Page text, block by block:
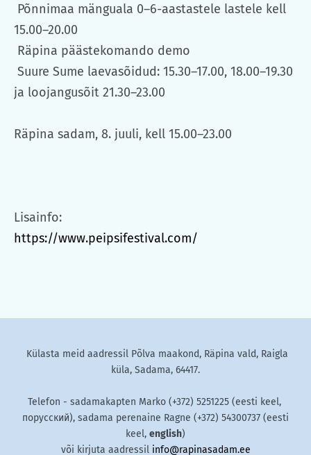
Põnnimaa mänguala 0–6-aastastele lastele kell
15.00–20.00
Räpina päästekomando demo
Suure Sume laevasõidud: 15.30–17.00, 18.00–19.30
ja loojangusõit 21.30–23.00
Räpina sadam, 8. juuli, kell 15.00–23.00
Lisainfo:
https://www.peipsifestival.com/
Külasta meid aadressil Põlva maakond, Räpina vald, Raigla
küla, Sadama, 64417.
Telefon - sadamakapten Marko (+372) 5251225 (eesti keel,
порусский), sadama perenaine Ragne (+372) 54300737 (eesti
keel, english)
või kirjuta aadressil info@rapinasadam.ee